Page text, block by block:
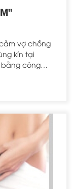
vợ chồng
kín tại
bằng công